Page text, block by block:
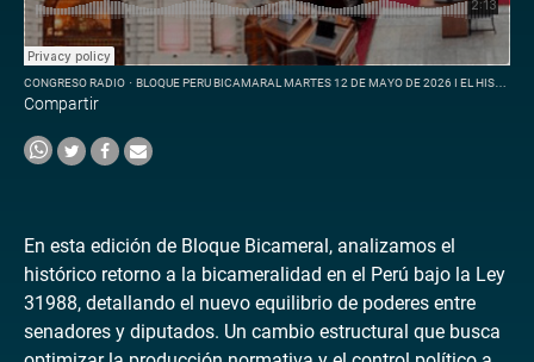
CONGRESO RADIO · BLOQUE PERU BICAMARAL MARTES 12 DE MAYO DE 2026 I EL HISTÓRICO RETORNO A LA BICAMERALIDAD EN EL PERÚ
Compartir
En esta edición de Bloque Bicameral, analizamos el
histórico retorno a la bicameralidad en el Perú bajo la Ley
31988, detallando el nuevo equilibrio de poderes entre
senadores y diputados. Un cambio estructural que busca